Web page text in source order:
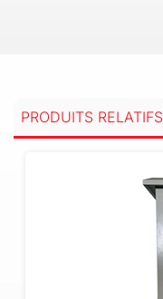
PRODUITS RELATIFS